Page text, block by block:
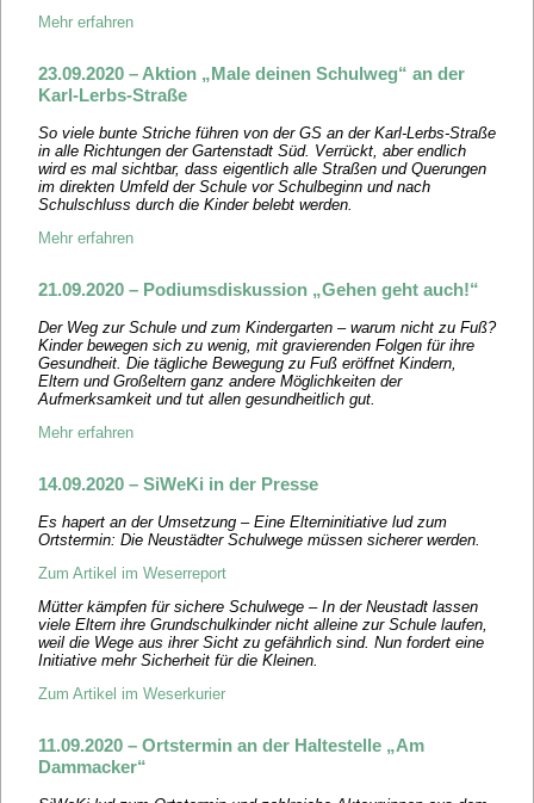
Mehr erfahren
23.09.2020 – Aktion „Male deinen Schulweg“ an der
Karl-Lerbs-Straße
So viele bunte Striche führen von der GS an der Karl-Lerbs-Straße
in alle Richtungen der Gartenstadt Süd. Verrückt, aber endlich
wird es mal sichtbar, dass eigentlich alle Straßen und Querungen
im direkten Umfeld der Schule vor Schulbeginn und nach
Schulschluss durch die Kinder belebt werden.
Mehr erfahren
21.09.2020 – Podiumsdiskussion „Gehen geht auch!“
Der Weg zur Schule und zum Kindergarten – warum nicht zu Fuß?
Kinder bewegen sich zu wenig, mit gravierenden Folgen für ihre
Gesundheit. Die tägliche Bewegung zu Fuß eröffnet Kindern,
Eltern und Großeltern ganz andere Möglichkeiten der
Aufmerksamkeit und tut allen gesundheitlich gut.
Mehr erfahren
14.09.2020 – SiWeKi in der Presse
Es hapert an der Umsetzung – Eine Elterninitiative lud zum
Ortstermin: Die Neustädter Schulwege müssen sicherer werden.
Zum Artikel im Weserreport
Mütter kämpfen für sichere Schulwege – In der Neustadt lassen
viele Eltern ihre Grundschulkinder nicht alleine zur Schule laufen,
weil die Wege aus ihrer Sicht zu gefährlich sind. Nun fordert eine
Initiative mehr Sicherheit für die Kleinen.
Zum Artikel im Weserkurier
11.09.2020 – Ortstermin an der Haltestelle „Am
Dammacker“